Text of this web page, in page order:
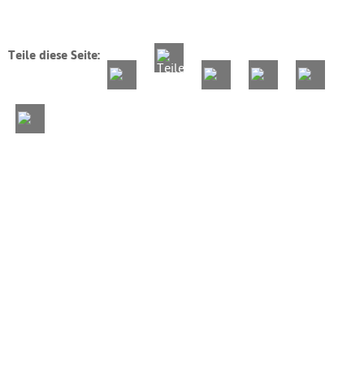
Teile diese Seite: